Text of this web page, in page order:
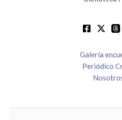
Galería
Periódico